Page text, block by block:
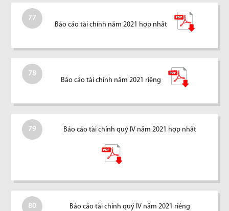
77
Báo cáo tài chính năm 2021 hợp nhất
78
Báo cáo tài chính năm 2021 riệng
79 Báo cáo tài chính quý IV năm 2021 hợp nhất
80 Báo cáo tài chính quý IV năm 2021 riêng